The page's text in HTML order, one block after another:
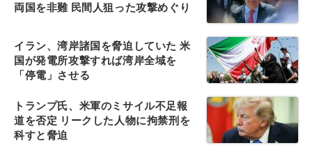
両国を非難 民間人狙った攻撃めぐり
イラン、湾岸諸国を脅迫していた 米
国が発電所攻撃すれば湾岸全域を
「停電」させる
トランプ氏、米軍のミサイル不足報
道を否定 リークした人物に拘禁刑を
科すと脅迫